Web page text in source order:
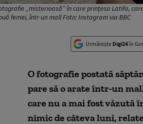
„misterioasă” în care prințesa Latifa,
femei, într-un mall Foto: Instagram via BBC
Urmărește Digi24în
O fotografie postată
pare să o arate într-un
care nu a mai fost văzută
nimic de câteva luni,